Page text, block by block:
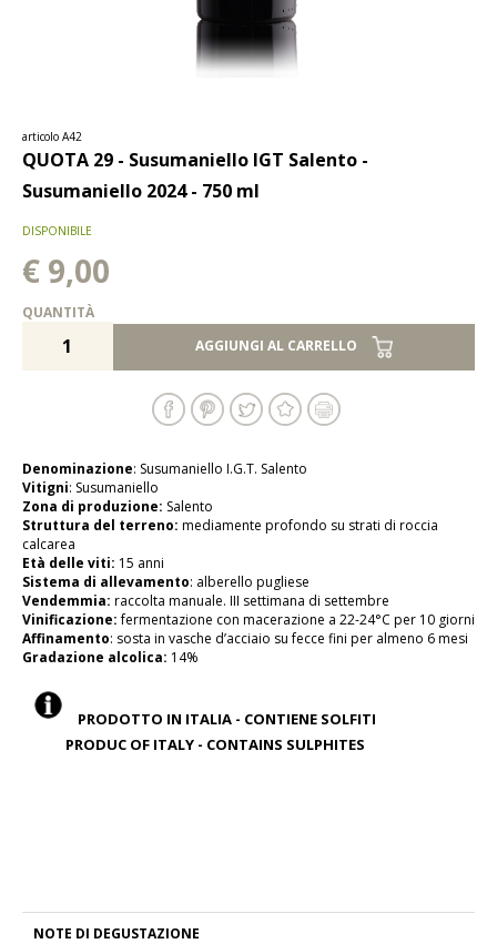
articolo A42
QUOTA 29 - Susumaniello IGT Salento -
Susumaniello 2024 - 750 ml
DISPONIBILE
€ 9,00
QUANTITÀ
AGGIUNGI AL CARRELLO
Denominazione: Susumaniello I.G.T. Salento
Vitigni: Susumaniello
Zona di produzione: Salento
Struttura del terreno: mediamente profondo su strati di roccia
calcarea
Età delle viti: 15 anni
Sistema di allevamento: alberello pugliese
Vendemmia: raccolta manuale. III settimana di settembre
Vinificazione:fermentazione con macerazione a 22-24°C per 10 giorni
Affinamento: sosta in vasche d’acciaio su fecce fini per almeno 6 mesi
Gradazione alcolica: 14%
PRODOTTO IN ITALIA - CONTIENE SOLFITI
PRODUC OF ITALY - CONTAINS SULPHITES
NOTE DI DEGUSTAZIONE